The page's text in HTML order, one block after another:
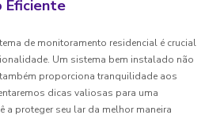
Eficiente
de monitoramento residencial é crucial
Um sistema bem instalado não
proporciona tranquilidade aos
dicas valiosas para uma
a proteger seu lar da melhor maneira